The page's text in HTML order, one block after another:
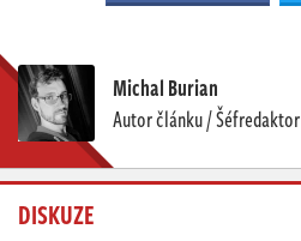
Michal Burian
Autor článku / Šéfredaktor
DISKUZE